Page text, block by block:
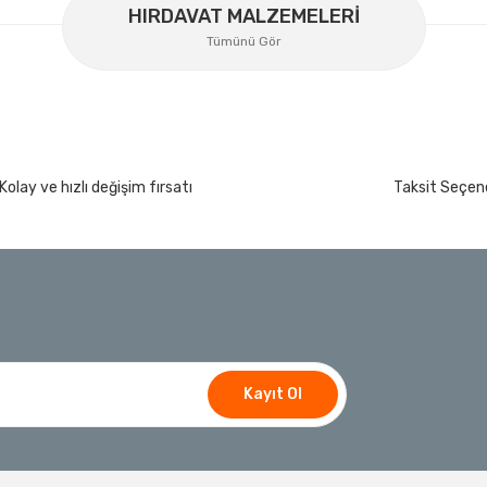
İzeltaş Lokmalı Allen Uç ve Star Torx Uç
Bosch GLM 50-27 C Lazerli Uzaklık Ölçer-
HIRDAVAT MALZEMELERİ
Tümünü Gör
Kolay ve hızlı değişim fırsatı Taksit
Kayıt Ol